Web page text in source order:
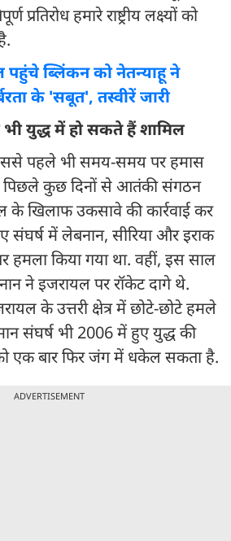
हमारे राष्ट्रीय लक्ष्यों को
पहुंचे ब्लिंकन को नेतन्याहू ने
के 'सबूत', तस्वीरें जारी
युद्ध में हो सकते हैं शामिल
पहले भी समय-समय पर हमास
पिछले कुछ दिनों से आतंकी संगठन
के खिलाफ उकसावे की कार्रवाई कर
संघर्ष में लेबनान, सीरिया और इराक
किया गया था. वहीं, इस साल
ने इजरायल पर रॉकेट दागे थे.
के उत्तरी क्षेत्र में छोटे-छोटे हमले
संघर्ष भी 2006 में हुए युद्ध की
एक बार फिर जंग में धकेल सकता है.
ADVERTISEMENT